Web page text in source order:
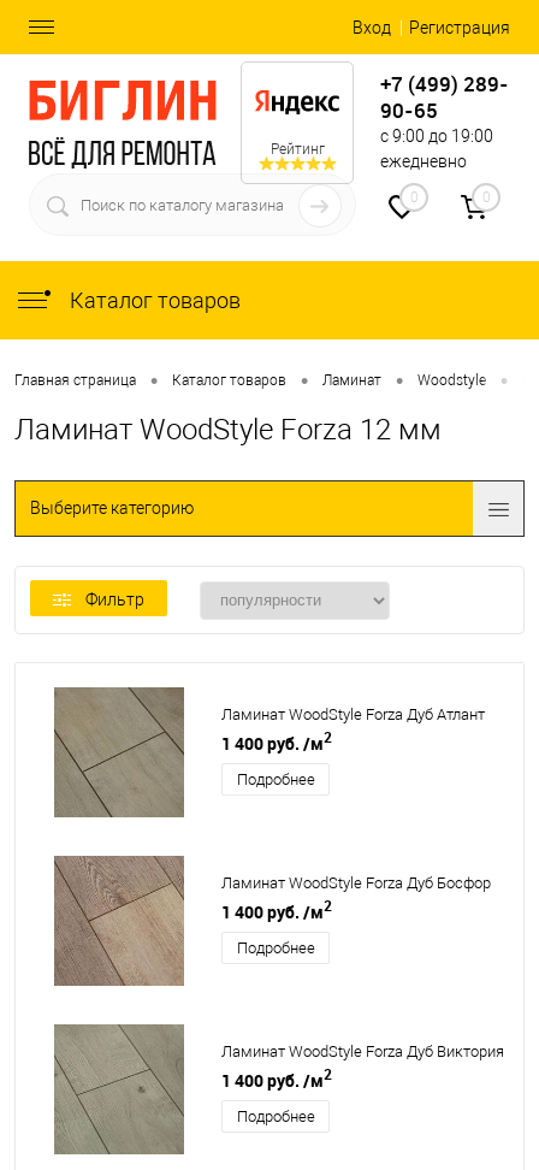
Вход Регистрация
Рейтинг
+7 (499) 289-
90-65
с 9:00 до 19:00
ежедневно
0 0
Каталог товаров
Главная страница • Каталог товаров • Ламинат • Woodstyle •
Ламинат WoodStyle Forza 12 мм
Выберите категорию
Фильтр
Ламинат WoodStyle Forza Дуб Атлант
1 400 руб. /м2
Подробнее
Ламинат WoodStyle Forza Дуб Босфор
1 400 руб. /м2
Подробнее
Ламинат WoodStyle Forza Дуб Виктория
1 400 руб. /м2
Подробнее